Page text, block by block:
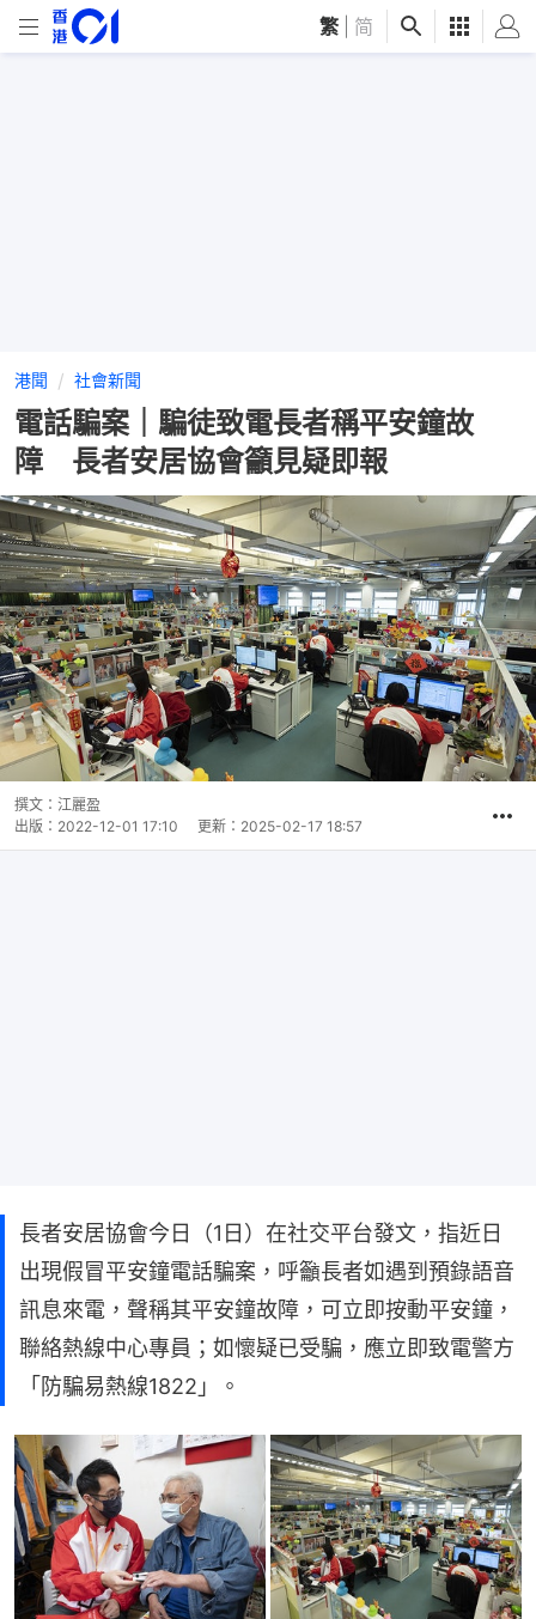
繁 简
港聞 社會新聞
電話騙案｜騙徒致電長者稱平安鐘故
障 長者安居協會籲見疑即報
撰文： 江麗盈
出版： 2022-12-01 17:10 更新： 2025-02-17 18:57
長者安居協會今日（1日）在社交平台發文，指近日
出現假冒平安鐘電話騙案，呼籲長者如遇到預錄語音
訊息來電，聲稱其平安鐘故障，可立即按動平安鐘，
聯絡熱線中心專員；如懷疑已受騙，應立即致電警方
「防騙易熱線1822」。